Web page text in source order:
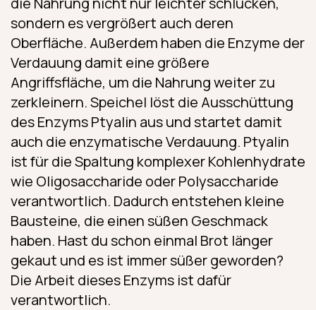
sondern es vergrößert auch deren
Oberfläche. Außerdem haben die Enzyme der
Verdauung damit eine größere
Angriffsfläche, um die Nahrung weiter zu
zerkleinern. Speichel löst die Ausschüttung
des Enzyms Ptyalin aus und startet damit
auch die enzymatische Verdauung. Ptyalin
ist für die Spaltung komplexer Kohlenhydrate
wie Oligosaccharide oder Polysaccharide
verantwortlich. Dadurch entstehen kleine
Bausteine, die einen süßen Geschmack
haben. Hast du schon einmal Brot länger
gekaut und es ist immer süßer geworden?
Die Arbeit dieses Enzyms ist dafür
verantwortlich.